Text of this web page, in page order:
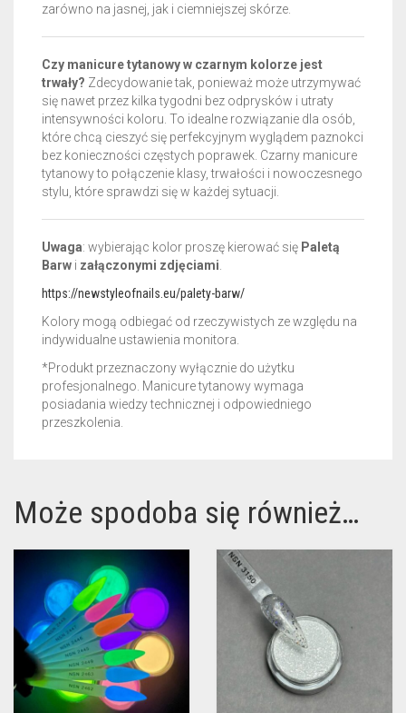
zarówno na jasnej, jak i ciemniejszej skórze.
Czy manicure tytanowy w czarnym kolorze jest
trwały? Zdecydowanie tak, ponieważ może utrzymywać
się nawet przez kilka tygodni bez odprysków i utraty
intensywności koloru. To idealne rozwiązanie dla osób,
które chcą cieszyć się perfekcyjnym wyglądem paznokci
bez konieczności częstych poprawek. Czarny manicure
tytanowy to połączenie klasy, trwałości i nowoczesnego
stylu, które sprawdzi się w każdej sytuacji.
Uwaga: wybierając kolor proszę kierować się Paletą
Barw i załączonymi zdjęciami
https://newstyleofnails.eu/palety-barw/
Kolory mogą odbiegać od rzeczywistych ze względu na
indywidualne ustawienia monitora.
*Produkt przeznaczony wyłącznie do użytku
profesjonalnego. Manicure tytanowy wymaga
posiadania wiedzy technicznej i odpowiedniego
przeszkolenia.
Może spodoba się również…